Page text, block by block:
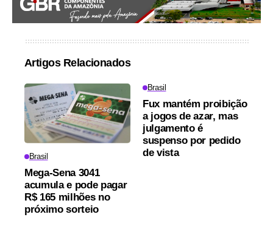
Artigos Relacionados
Brasil
Mega-Sena 3041
acumula e pode pagar
R$ 165 milhões no
próximo sorteio
Brasil
Fux mantém proibição
a jogos de azar, mas
julgamento é
suspenso por pedido
de vista